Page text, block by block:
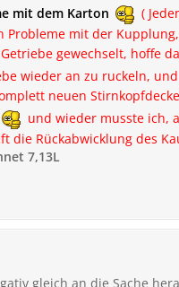
mit dem Karton
(
Probleme mit der
gewechselt, hoffe
wieder an zu ruckeln,
neuen
und wieder musste ich,
die Rückabwicklung des
7,13L
gleich an die Sache